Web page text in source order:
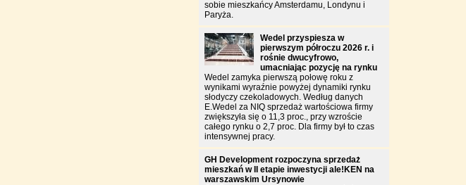
sobie mieszkańcy Amsterdamu, Londynu i
Paryża.
Wedel przyspiesza w
pierwszym półroczu 2026 r. i
rośnie dwucyfrowo,
umacniając pozycję na rynku
Wedel zamyka pierwszą połowę roku z
wynikami wyraźnie powyżej dynamiki rynku
słodyczy czekoladowych. Według danych
E.Wedel za NIQ sprzedaż wartościowa firmy
zwiększyła się o 11,3 proc., przy wzroście
całego rynku o 2,7 proc. Dla firmy był to czas
intensywnej pracy.
GH Development rozpoczyna sprzedaż
mieszkań w II etapie inwestycji ale!KEN na
warszawskim Ursynowie